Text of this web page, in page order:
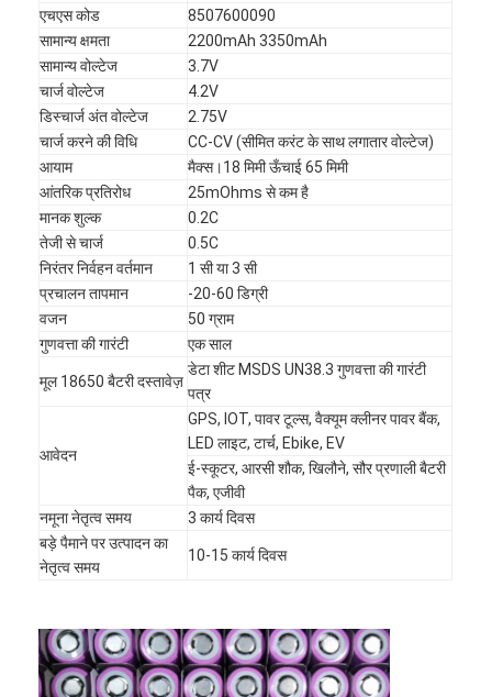
घर
हमारे बारे में
एचएस कोड
8507600090
सामान्य क्षमता
2200mAh 3350mAh
सामान्य वोल्टेज
3.7V
चार्ज वोल्टेज
4.2V
डिस्चार्ज अंत वोल्टेज
2.75V
चार्ज करने की विधि
CC-CV (सीमित करंट के साथ लगातार वोल्टेज)
आयाम
मैक्स।18 मिमी ऊँचाई 65 मिमी
आंतरिक प्रतिरोध
25mOhms से कम है
मानक शुल्क
0.2C
तेजी से चार्ज
0.5C
निरंतर निर्वहन वर्तमान
1 सी या 3 सी
प्रचालन तापमान
-20-60 डिग्री
वजन
50 ग्राम
गुणवत्ता की गारंटी
एक साल
मूल 18650 बैटरी दस्तावेज़
डेटा शीट MSDS UN38.3 गुणवत्ता की गारंटी
पत्र
आवेदन
GPS, IOT, पावर टूल्स, वैक्यूम क्लीनर पावर बैंक,
LED लाइट, टार्च, Ebike, EV
ई-स्कूटर, आरसी शौक, खिलौने, सौर प्रणाली बैटरी
पैक, एजीवी
नमूना नेतृत्व समय
3 कार्य दिवस
बड़े पैमाने पर उत्पादन का
नेतृत्व समय
10-15 कार्य दिवस